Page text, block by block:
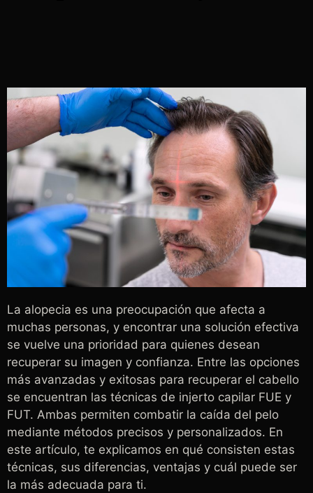
La alopecia es una preocupación que afecta a
muchas personas, y encontrar una solución efectiva
se vuelve una prioridad para quienes desean
recuperar su imagen y confianza. Entre las opciones
más avanzadas y exitosas para recuperar el cabello
se encuentran las técnicas de injerto capilar FUE y
FUT. Ambas permiten combatir la caída del pelo
mediante métodos precisos y personalizados. En
este artículo, te explicamos en qué consisten estas
técnicas, sus diferencias, ventajas y cuál puede ser
la más adecuada para ti.